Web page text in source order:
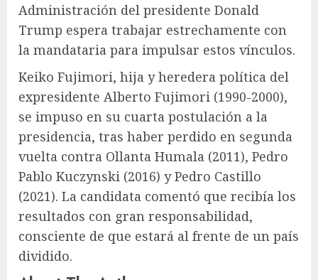
Administración del presidente Donald
Trump espera trabajar estrechamente con
la mandataria para impulsar estos vínculos.
Keiko Fujimori, hija y heredera política del
expresidente Alberto Fujimori (1990-2000),
se impuso en su cuarta postulación a la
presidencia, tras haber perdido en segunda
vuelta contra Ollanta Humala (2011), Pedro
Pablo Kuczynski (2016) y Pedro Castillo
(2021). La candidata comentó que recibía los
resultados con gran responsabilidad,
consciente de que estará al frente de un país
dividido.